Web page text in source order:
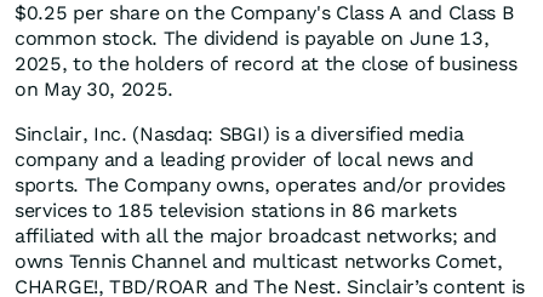
$0.25 per share on the Company's Class A and Class B
common stock. The dividend is payable on June 13,
2025, to the holders of record at the close of business
on May 30, 2025.
Sinclair, Inc. (Nasdaq: SBGI) is a diversified media
company and a leading provider of local news and
sports. The Company owns, operates and/or provides
services to 185 television stations in 86 markets
affiliated with all the major broadcast networks; and
owns Tennis Channel and multicast networks Comet,
CHARGE!, TBD/ROAR and The Nest. Sinclair’s content is